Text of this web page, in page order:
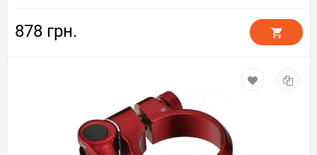
878 грн.